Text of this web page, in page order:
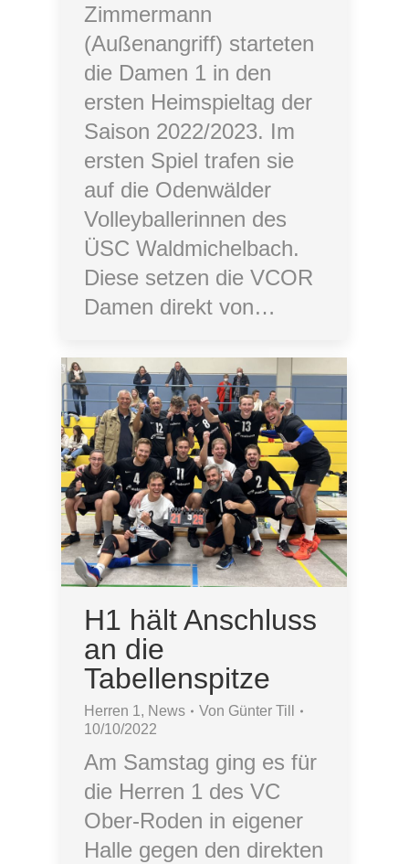
Zimmermann
(Außenangriff) starteten
die Damen 1 in den
ersten Heimspieltag der
Saison 2022/2023. Im
ersten Spiel trafen sie
auf die Odenwälder
Volleyballerinnen des
ÜSC Waldmichelbach.
Diese setzen die VCOR
Damen direkt von…
H1 hält Anschluss
an die
Tabellenspitze
Herren 1 , News Von Günter Till
10/10/2022
Am Samstag ging es für
die Herren 1 des VC
Ober-Roden in eigener
Halle gegen den direkten